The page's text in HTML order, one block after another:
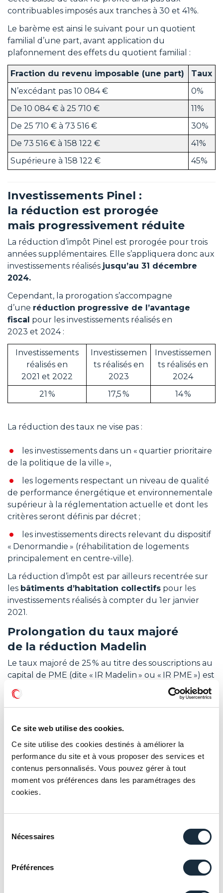
Ce site web utilise des cookies.
Ce site utilise des cookies destinés à améliorer la
performance du site et à vous proposer des services et
contenus personnalisés. Vous pouvez gérer à tout
moment vos préférences dans les paramétrages des
cookies.
Nécessaires
Préférences
contribuables imposés aux tranches à 30 et 41%.
Le barème est ainsi le suivant pour un quotient
familial d’une part, avant application du
plafonnement des effets du quotient familial :
Fraction du revenu imposable (une part)
Taux
N’excédant pas 10 084 €
0%
De 10 084 € à 25 710 €
11%
De 25 710 € à 73 516 €
30%
De 73 516 € à 158 122 €
41%
Supérieure à 158 122 €
45%
Investissements Pinel :
la réduction est prorogée
mais progressivement réduite
La réduction d’impôt Pinel est prorogée pour trois
années supplémentaires. Elle s’appliquera donc aux
investissements réalisés jusqu’au 31 décembre
2024.
Cependant, la prorogation s’accompagne
d’une réduction progressive de l’avantage
fiscal pour les investissements réalisés en
2023 et 2024 :
Investissements
réalisés en
2021 et 2022
Investissemen
ts réalisés en
2023
Investissemen
ts réalisés en
2024
21 %
17,5 % 14 %
La réduction des taux ne vise pas :
les investissements dans un « quartier prioritaire
de la politique de la ville »,
les logements respectant un niveau de qualité
de performance énergétique et environnementale
supérieur à la réglementation actuelle et dont les
critères seront définis par décret ;
les investissements directs relevant du dispositif
« Denormandie » (réhabilitation de logements
principalement en centre-ville).
La réduction d’impôt est par ailleurs recentrée sur
les bâtiments d’habitation collectifs pour les
investissements réalisés à compter du 1er janvier
2021.
Prolongation du taux majoré
de la réduction Madelin
Le taux majoré de 25 % au titre des souscriptions au
capital de PME (dite « IR Madelin » ou « IR PME ») est
maintenu pour les investissements réalisés en 2021.
Cependant, la mesure est de
compter de la date fixée par décret, non encore
publié à ce jour.
Prorogation
de la réduction et du crédit
La réduction et le crédit d’impôt relatifs aux
prorogés et s’appliquent maintenant aux